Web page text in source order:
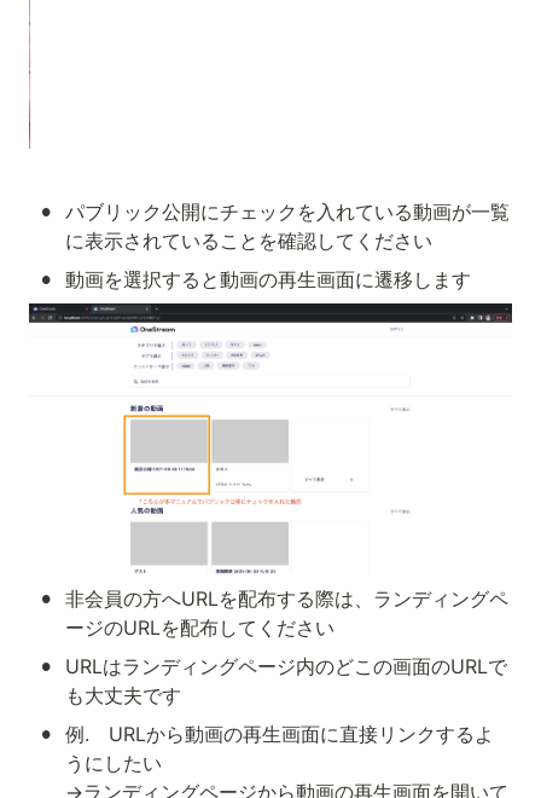
• パブリック公開にチェックを入れている動画が一覧
に表示されていることを確認してください
• 動画を選択すると動画の再生画面に遷移します
• 非会員の方へURLを配布する際は、ランディングペ
ージのURLを配布してください
•
URLはランディングページ内のどこの画面のURLで
も大丈夫です
• 例.　URLから動画の再生画面に直接リンクするよ
うにしたい
→ランディングページから動画の再生画面を開いて